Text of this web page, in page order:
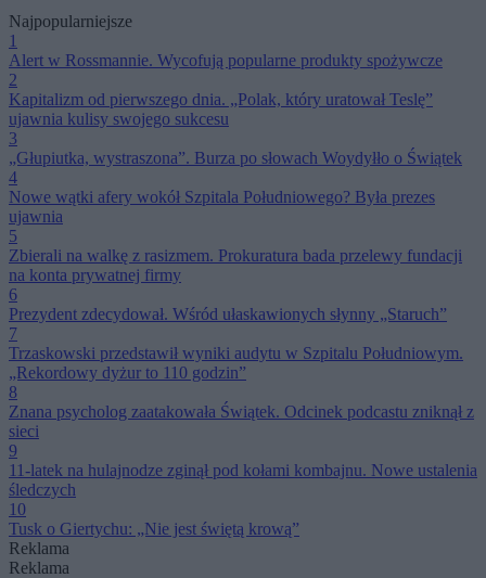
Najpopularniejsze
1
Alert w Rossmannie. Wycofują popularne produkty spożywcze
2
Kapitalizm od pierwszego dnia. „Polak, który uratował Teslę”
ujawnia kulisy swojego sukcesu
3
„Głupiutka, wystraszona”. Burza po słowach Woydyłło o Świątek
4
Nowe wątki afery wokół Szpitala Południowego? Była prezes
ujawnia
5
Zbierali na walkę z rasizmem. Prokuratura bada przelewy fundacji
na konta prywatnej firmy
6
Prezydent zdecydował. Wśród ułaskawionych słynny „Staruch”
7
Trzaskowski przedstawił wyniki audytu w Szpitalu Południowym.
„Rekordowy dyżur to 110 godzin”
8
Znana psycholog zaatakowała Świątek. Odcinek podcastu zniknął z
sieci
9
11-latek na hulajnodze zginął pod kołami kombajnu. Nowe ustalenia
śledczych
10
Tusk o Giertychu: „Nie jest świętą krową”
Reklama
Reklama